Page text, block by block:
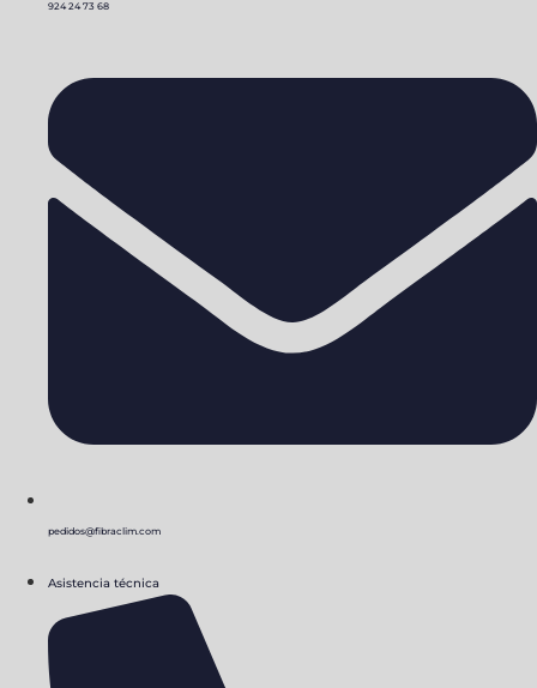
924 24 73 68
pedidos@fibraclim.com
Asistencia técnica